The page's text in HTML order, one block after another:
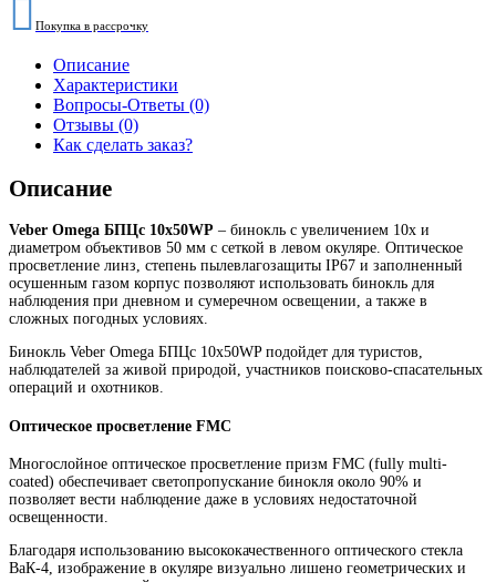
Покупка в рассрочку
Описание
Характеристики
Вопросы-Ответы (0)
Отзывы (0)
Как сделать заказ?
Описание
Veber Omega БПЦс 10x50WP – бинокль с увеличением 10х и
диаметром объективов 50 мм с сеткой в левом окуляре. Оптическое
просветление линз, степень пылевлагозащиты IP67 и заполненный
осушенным газом корпус позволяют использовать бинокль для
наблюдения при дневном и сумеречном освещении, а также в
сложных погодных условиях.
Бинокль Veber Omega БПЦс 10x50WP подойдет для туристов,
наблюдателей за живой природой, участников поисково-спасательных
операций и охотников.
Оптическое просветление FMC
Многослойное оптическое просветление призм FMC (fully multi-
coated) обеспечивает светопропускание бинокля около 90% и
позволяет вести наблюдение даже в условиях недостаточной
освещенности.
Благодаря использованию высококачественного оптического стекла
ВаК-4, изображение в окуляре визуально лишено геометрических и